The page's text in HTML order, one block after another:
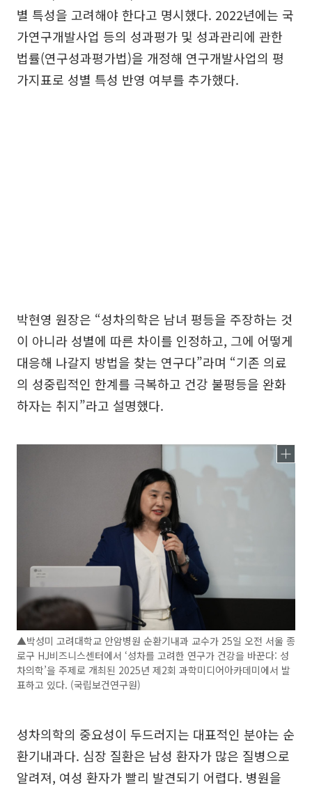
별 특성을 고려해야 한다고 명시했다. 2022년에는 국
가연구개발사업 등의 성과평가 및 성과관리에 관한
법률(연구성과평가법)을 개정해 연구개발사업의 평
가지표로 성별 특성 반영 여부를 추가했다.
박현영 원장은 “성차의학은 남녀 평등을 주장하는 것
이 아니라 성별에 따른 차이를 인정하고, 그에 어떻게
대응해 나갈지 방법을 찾는 연구다”라며 “기존 의료
의 성중립적인 한계를 극복하고 건강 불평등을 완화
하자는 취지”라고 설명했다.
▲박성미 고려대학교 안암병원 순환기내과 교수가 25일 오전 서울 종
로구 HJ비즈니스센터에서 ‘성차를 고려한 연구가 건강을 바꾼다: 성
차의학’을 주제로 개최된 2025년 제2회 과학미디어아카데미에서 발
표하고 있다. (국립보건연구원)
성차의학의 중요성이 두드러지는 대표적인 분야는 순
환기내과다. 심장 질환은 남성 환자가 많은 질병으로
알려져, 여성 환자가 빨리 발견되기 어렵다. 병원을